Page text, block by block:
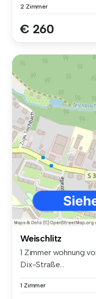
2 Zimmer
€ 260
Weischlitz
1 Zimmer wohnung
Dix-Straße...
1 Zimmer